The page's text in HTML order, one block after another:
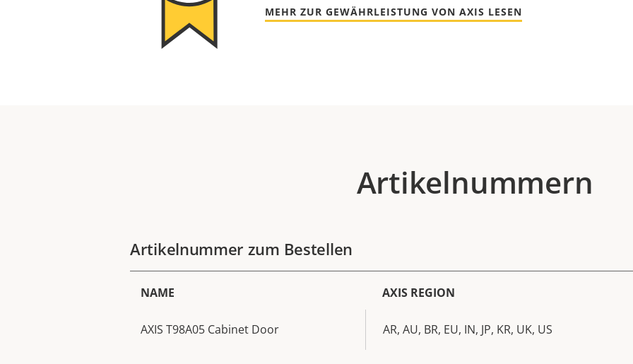
MEHR ZUR GEWÄHRLEISTUNG VON AXIS LESEN
Artikelnummern
Artikelnummer zum Bestellen
NAME AXIS REGION
AXIS T98A05 Cabinet Door AR, AU, BR, EU, IN, JP, KR, UK, US